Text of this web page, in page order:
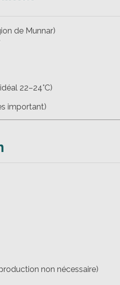
de Munnar)
22–24°C)
important)
non nécessaire)